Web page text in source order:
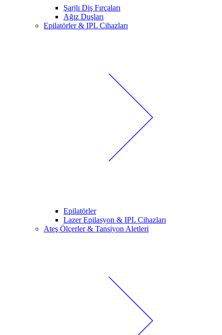
Şarjlı Diş Fırçaları
Ağız Duşları
Epilatörler & IPL Cihazları
Epilatörler
Lazer Epilasyon & IPL Cihazları
Ateş Ölçerler & Tansiyon Aletleri